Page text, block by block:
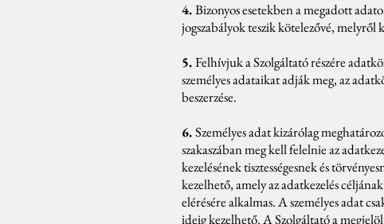
4.Bizonyos esetekben a megadott
jogszabályok teszik kötelezővé,
5.Felhívjuk a Szolgáltató részére
személyes adataikat adják meg, az
beszerzése.
6.Személyes adat kizárólag
szakaszában meg kell felelnie az
kezelésének tisztességesnek és
kezelhető, amely az adatkezelés
elérésére alkalmas. A személyes adat
ideig kezelhető. A Szolgáltató a